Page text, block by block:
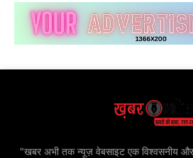
"खबर अभी तक न्यूज़ वेबसाइट एक विश्वसनीय और